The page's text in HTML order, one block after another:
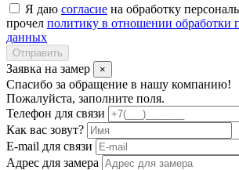
Я даю согласие на обработку
прочел политику в отношении обработки
данных
Отправить
Заявка на замер ×
Спасибо за обращение в нашу компанию!
Пожалуйста, заполните поля.
Телефон для связи
Как вас зовут?
E-mail для связи
Адрес для замера